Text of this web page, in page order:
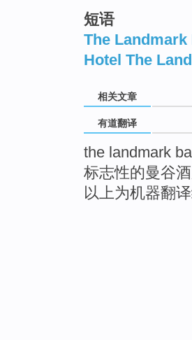
短语
The
Hotel The
相关文章
有道翻译
the landmark
标志性的曼谷
以上为机器翻